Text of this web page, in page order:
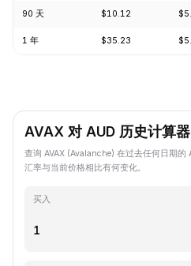
90 天 $10.12
1 年 $35.23
AVAX 对 AUD 历史计算器
查询 AVAX (Avalanche) 在过去任何日期的
汇率与当前价格相比有何变化。
买入